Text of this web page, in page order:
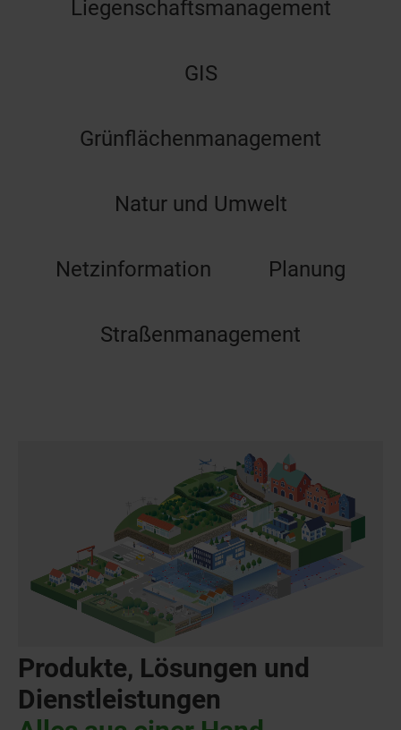
Liegenschaftsmanagement
GIS
Grünflächenmanagement
Natur und Umwelt
Netzinformation Planung
Straßenmanagement
Produkte, Lösungen und
Dienstleistungen